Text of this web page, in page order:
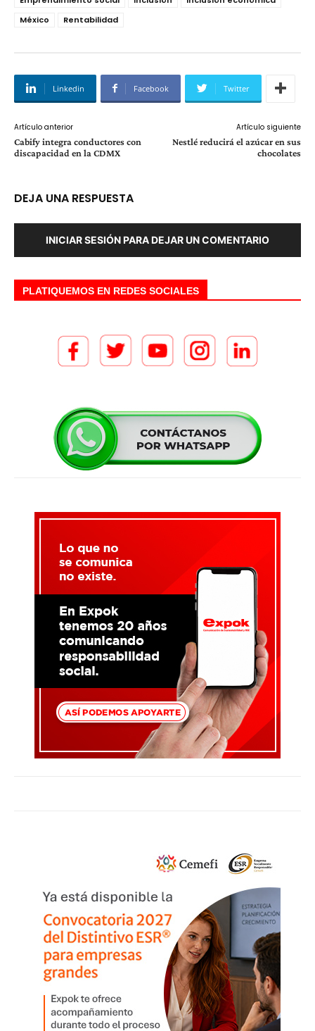
México
Rentabilidad
Linkedin Facebook Twitter
Artículo anterior
Cabify integra conductores con
discapacidad en la CDMX
Artículo siguiente
Nestlé reducirá el azúcar en sus
chocolates
DEJA UNA RESPUESTA
INICIAR SESIÓN PARA DEJAR UN COMENTARIO
PLATIQUEMOS EN REDES SOCIALES